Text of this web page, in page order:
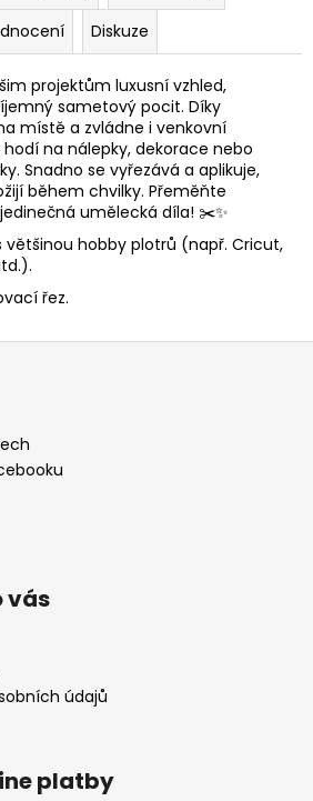
Diskuze
projektům luxusní vzhled,
sametový pocit. Díky
místě a zvládne i venkovní
na nálepky, dekorace nebo
Snadno se vyřezává a aplikuje,
během chvilky. Přeměňte
umělecká díla! ✂️✨
většinou hobby plotrů (např. Cricut,
řez.
vás
údajů
platby